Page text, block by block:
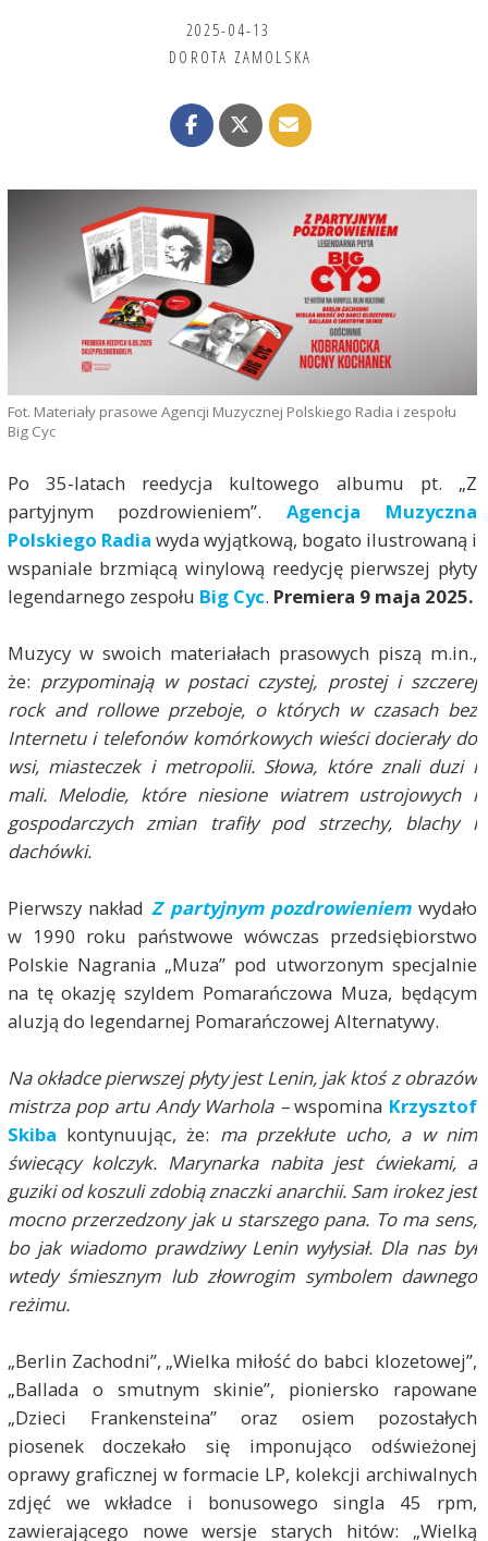
2025-04-13
DOROTA ZAMOLSKA
Fot. Materiały prasowe Agencji Muzycznej Polskiego Radia i zespołu
Big Cyc
Po 35-latach reedycja kultowego albumu pt. „Z
partyjnym pozdrowieniem”.Agencja Muzyczna
Polskiego Radia wyda wyjątkową, bogato ilustrowaną i
wspaniale brzmiącą winylową reedycję pierwszej płyty
legendarnego zespołu Big Cyc. Premiera 9 maja 2025.
Muzycy w swoich materiałach prasowych piszą m.in.,
że: przypominają w postaci czystej, prostej i szczerej
rock and rollowe przeboje, o których w czasach bez
Internetu i telefonów komórkowych wieści docierały do
wsi, miasteczek i metropolii. Słowa, które znali duzi i
mali. Melodie, które niesione wiatrem ustrojowych i
gospodarczych zmian trafiły pod strzechy, blachy i
dachówki.
Pierwszy nakład Z partyjnym pozdrowieniemwydało
w 1990 roku państwowe wówczas przedsiębiorstwo
Polskie Nagrania „Muza” pod utworzonym specjalnie
na tę okazję szyldem Pomarańczowa Muza, będącym
aluzją do legendarnej Pomarańczowej Alternatywy.
Na okładce pierwszej płyty jest Lenin, jak ktoś z obrazów
mistrza pop artu Andy Warhola –wspomina Krzysztof
Skiba kontynuując, że: ma przekłute ucho, a w nim
świecący kolczyk. Marynarka nabita jest ćwiekami, a
guziki od koszuli zdobią znaczki anarchii. Sam irokez jest
mocno przerzedzony jak u starszego pana. To ma sens,
bo jak wiadomo prawdziwy Lenin wyłysiał. Dla nas był
wtedy śmiesznym lub złowrogim symbolem dawnego
reżimu.
„Berlin Zachodni”, „Wielka miłość do babci klozetowej”,
„Ballada o smutnym skinie”, pioniersko rapowane
„Dzieci Frankensteina” oraz osiem pozostałych
piosenek doczekało się imponująco odświeżonej
oprawy graficznej w formacie LP, kolekcji archiwalnych
zdjęć we wkładce i bonusowego singla 45 rpm,
zawierającego nowe wersje starych hitów: „Wielką